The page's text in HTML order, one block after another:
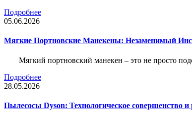
Подробнее
05.06.2026
Мягкие Портновские Манекены: Незаменимый
Мягкий портновский манекен – это не просто
Подробнее
28.05.2026
Пылесосы Dyson: Технологическое совершенство